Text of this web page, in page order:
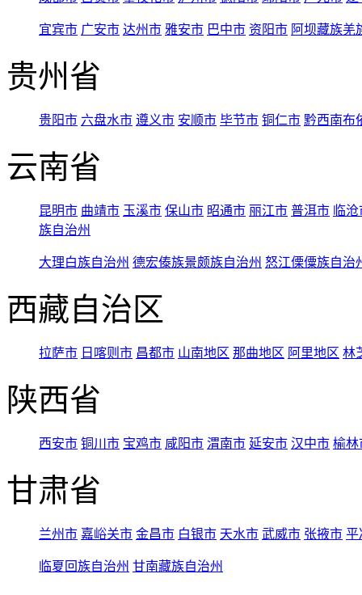
宜宾市 广安市 达州市 雅安市 巴中市 资阳市 阿坝藏族羌
贵州省
贵阳市 六盘水市 遵义市 安顺市 毕节市 铜仁市 黔西南布
云南省
昆明市 曲靖市 玉溪市 保山市 昭通市 丽江市 普洱市 临
族自治州
大理白族自治州 德宏傣族景颇族自治州 怒江傈僳族自治
西藏自治区
拉萨市 日喀则市 昌都市 山南地区 那曲地区 阿里地区 林
陕西省
西安市 铜川市 宝鸡市 咸阳市 渭南市 延安市 汉中市 榆林
甘肃省
兰州市 嘉峪关市 金昌市 白银市 天水市 武威市 张掖市 平
临夏回族自治州 甘南藏族自治州